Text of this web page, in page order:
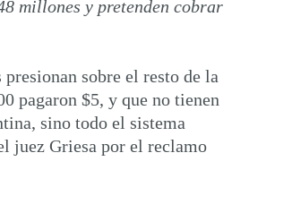
millones y pretenden cobrar
sobre el resto de la
pagaron $5, y que no tienen
sino todo el sistema
juez Griesa por el reclamo